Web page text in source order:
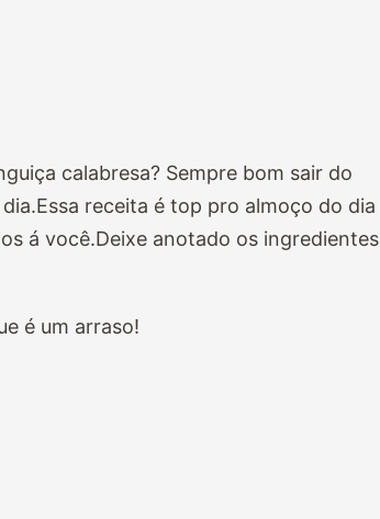
calabresa? Sempre bom sair do
receita é top pro almoço do dia
á você.Deixe anotado os ingredientes
é um arraso!